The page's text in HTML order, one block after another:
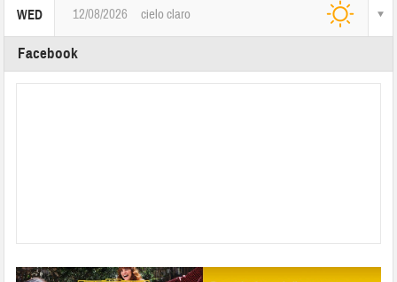
WED 12/08/2026 cielo claro
Facebook